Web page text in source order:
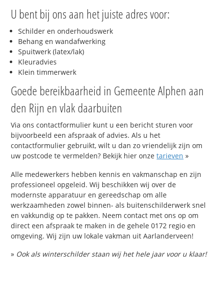
U bent bij ons aan het juiste adres voor:
Schilder en onderhoudswerk
Behang en wandafwerking
Spuitwerk (latex/lak)
Kleuradvies
Klein timmerwerk
Goede bereikbaarheid in Gemeente Alphen aan
den Rijn en vlak daarbuiten
Via ons contactformulier kunt u een bericht sturen voor
bijvoorbeeld een afspraak of advies. Als u het
contactformulier gebruikt, wilt u dan zo vriendelijk zijn om
uw postcode te vermelden? Bekijk hier onzetarieven »
Alle medewerkers hebben kennis en vakmanschap en zijn
professioneel opgeleid. Wij beschikken wij over de
modernste apparatuur en gereedschap om alle
werkzaamheden zowel binnen- als buitenschilderwerk snel
en vakkundig op te pakken. Neem contact met ons op om
direct een afspraak te maken in de gehele 0172 regio en
omgeving. Wij zijn uw lokale vakman uit Aarlanderveen!
» Ook als winterschilder staan wij het hele jaar voor u klaar!